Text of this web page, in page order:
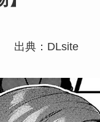
出典：DLsite